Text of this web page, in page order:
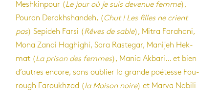
Mesh­kin­pour (Le jour où je suis deve­nue femme),
Pou­ran Dera­kh­shan­deh, (Chut ! Les filles ne crient
pas) Sepi­deh Farsi (Rêves de sable), Mitra Fara­hani,
Mona Zandi Haghi­ghi, Sara Ras­te­gar, Mani­jeh Hek­
mat (La pri­son des femmes), Mania Akbari… et bien
d’autres encore, sans oublier la grande poé­tesse Fou­
rough Farou­kh­zad (la Mai­son noire) et Marva Nabili